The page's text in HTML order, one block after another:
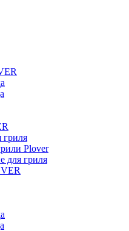
гриля
Plover
для гриля